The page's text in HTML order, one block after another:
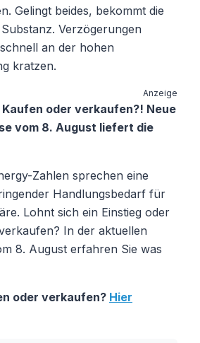
Gelingt beides, bekommt die
Verzögerungen
an der hohen
kratzen.
Anzeige
Kaufen oder verkaufen?! Neue
vom 8. August liefert die
Zahlen sprechen eine
Handlungsbedarf für
Lohnt sich ein Einstieg oder
In der aktuellen
8. August erfahren Sie was
oder verkaufen? Hier